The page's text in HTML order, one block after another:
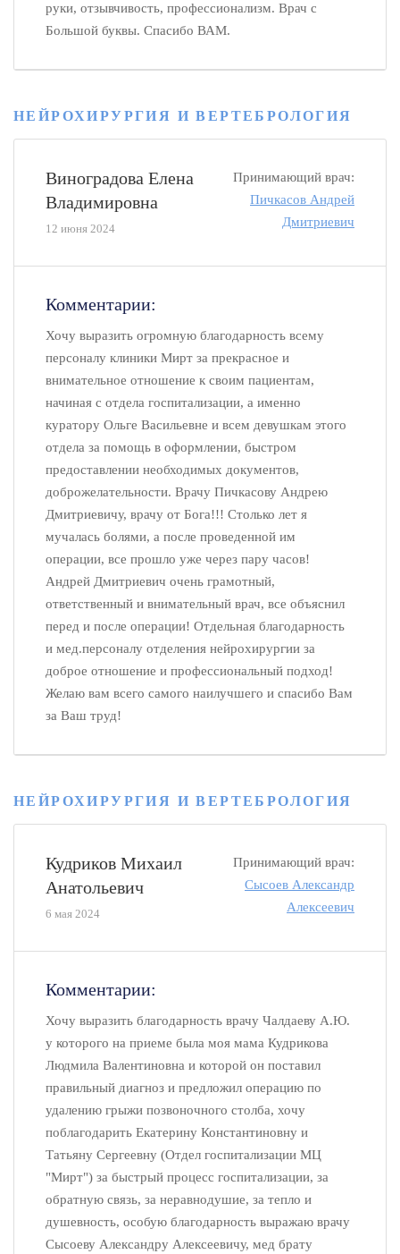
руки, отзывчивость, профессионализм. Врач с
Большой буквы. Спасибо ВАМ.
НЕЙРОХИРУРГИЯ И ВЕРТЕБРОЛОГИЯ
Виноградова Елена
Владимировна
12 июня 2024
Принимающий врач:
Пичкасов Андрей
Дмитриевич
Комментарии:
Хочу выразить огромную благодарность всему
персоналу клиники Мирт за прекрасное и
внимательное отношение к своим пациентам,
начиная с отдела госпитализации, а именно
куратору Ольге Васильевне и всем девушкам этого
отдела за помощь в оформлении, быстром
предоставлении необходимых документов,
доброжелательности. Врачу Пичкасову Андрею
Дмитриевичу, врачу от Бога!!! Столько лет я
мучалась болями, а после проведенной им
операции, все прошло уже через пару часов!
Андрей Дмитриевич очень грамотный,
ответственный и внимательный врач, все объяснил
перед и после операции! Отдельная благодарность
и мед.персоналу отделения нейрохирургии за
доброе отношение и профессиональный подход!
Желаю вам всего самого наилучшего и спасибо Вам
за Ваш труд!
НЕЙРОХИРУРГИЯ И ВЕРТЕБРОЛОГИЯ
Кудриков Михаил
Анатольевич
6 мая 2024
Принимающий врач:
Сысоев Александр
Алексеевич
Комментарии:
Хочу выразить благодарность врачу Чалдаеву А.Ю.
у которого на приеме была моя мама Кудрикова
Людмила Валентиновна и которой он поставил
правильный диагноз и предложил операцию по
удалению грыжи позвоночного столба, хочу
поблагодарить Екатерину Константиновну и
Татьяну Сергеевну (Отдел госпитализации МЦ
"Мирт") за быстрый процесс госпитализации, за
обратную связь, за неравнодушие, за тепло и
душевность, особую благодарность выражаю врачу
Сысоеву Александру Алексеевичу, мед брату